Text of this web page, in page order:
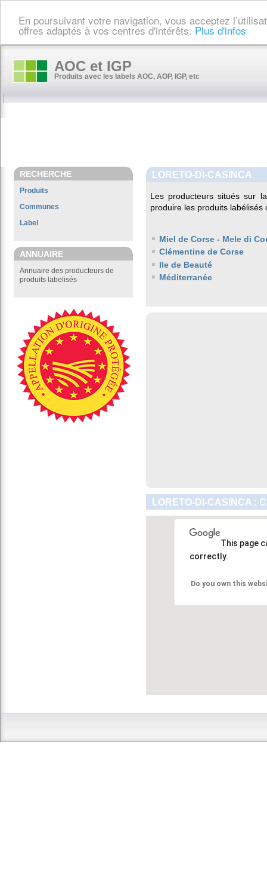
En poursuivant votre navigation, vous acceptez
offres adaptés à vos centres d'intérêts. Plus d'infos
AOC et IGP
Produits avec les labels AOC, AOP, IGP, etc
RECHERCHE
Produits
Communes
Label
ANNUAIRE
Annuaire des producteurs de
produits labelisés
LORETO-DI-CASINCA
Les producteurs situés sur
produire les produits labélisés
Miel de Corse - Mele di
Clémentine de Corse
Ile de Beauté
Méditerranée
LORETO-DI-CASINCA :
This page
correctly.
Do you own this